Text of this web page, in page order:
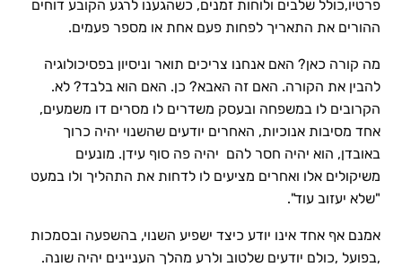
פרטיו,כולל שלבים ולוחות זמנים, כשהגענו לרגע הקובע דוחים
ההורים את התאריך לפחות פעם אחת או מספר פעמים.
מה קורה כאן? האם אנחנו צריכים תואר וניסיון בפסיכולוגיה
להבין את הקורה. האם זה האבא? כן. האם הוא בלבד? לא.
הקרובים לו במשפחה ובעסק משדרים לו מסרים דו משמעים,
אחד מסיבות אנוכיות, האחרים יודעים שהשנוי יהיה כרוך
באובדן, הוא יהיה חסר להם יהיה פה סוף עידן. מונעים
משיקולים אלו ואחרים מציעים לו לדחות את התהליך ולו במעט
"שלא יעזוב עוד".
אמנם אף אחד אינו יודע כיצד ישפיע השנוי, בהשפעה ובסמכות
,בפועל ,כולם יודעים שלטוב ולרע מהלך העניינים יהיה שונה.